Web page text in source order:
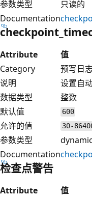
参数类型
只读的
Documentation
Attribute
值
Category
预写日
说明
设置自
数据类型
整数
默认值
600
允许的值 30-
参数类型
dynamic
Documentation
检查点警告
Attribute
值